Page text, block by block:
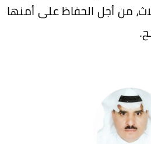
من أجل الحفاظ على أمنها